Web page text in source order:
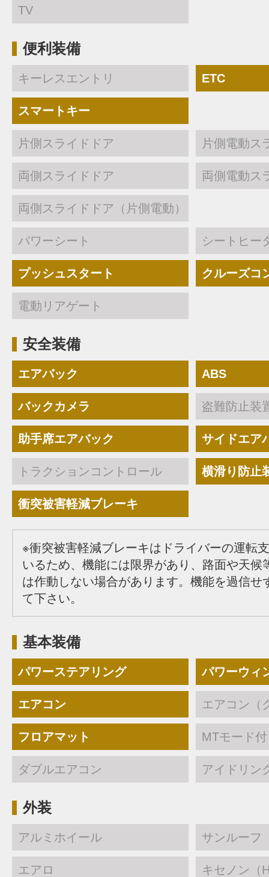
TV
便利装備
キーレスエントリ ETC
スマートキー
片側スライドドア 片側電動ス
両側スライドドア 両側電動ス
両側スライドドア（片側電動）
パワーシート シートヒー
プッシュスタート クルーズコ
電動リアゲート
安全装備
エアバック ABS
バックカメラ 盗難防止装
助手席エアバック サイドエア
トラクションコントロール 横滑り防止
衝突被害軽減ブレーキ
※衝突被害軽減ブレーキはドライバーの運転
いるため、機能には限界があり、路面や天候
は作動しない場合があります。機能を過信せ
て下さい。
基本装備
パワーステアリング パワーウィ
エアコン エアコン（
フロアマット MTモード
ダブルエアコン アイドリン
外装
アルミホイール サンルーフ
エアロ キセノン（